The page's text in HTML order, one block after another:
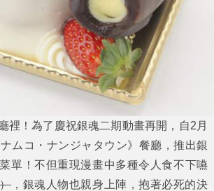
裡！為了慶祝銀魂二期動畫再開，自2月
ムコ・ナンジャタウン》餐廳，推出銀
單 ！不但重現漫畫中多種令人食不下嚥
，銀魂人物也親身上陣，抱著必死的決